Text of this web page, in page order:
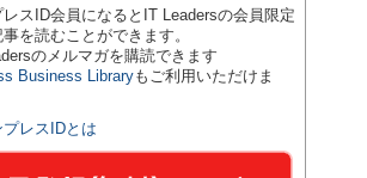
スID会員になるとIT Leadersの会員限定
を読むことができます。
のメルマガを購読できます
Business Libraryもご利用いただけま
プレスIDとは